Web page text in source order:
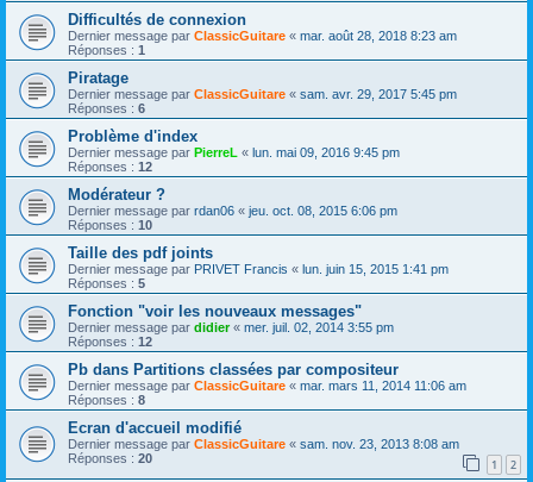
Difficultés de connexion
Dernier message par ClassicGuitare « mar. août 28, 2018 8:23 am
Réponses : 1
Piratage
Dernier message par ClassicGuitare « sam. avr. 29, 2017 5:45 pm
Réponses : 6
Problème d'index
Dernier message par PierreL « lun. mai 09, 2016 9:45 pm
Réponses : 12
Modérateur ?
Dernier message par rdan06 « jeu. oct. 08, 2015 6:06 pm
Réponses : 10
Taille des pdf joints
Dernier message par PRIVET Francis « lun. juin 15, 2015 1:41 pm
Réponses : 5
Fonction "voir les nouveaux messages"
Dernier message par didier« mer. juil. 02, 2014 3:55 pm
Réponses : 12
Pb dans Partitions classées par compositeur
Dernier message par ClassicGuitare « mar. mars 11, 2014 11:06 am
Réponses : 8
Ecran d'accueil modifié
Dernier message par ClassicGuitare « sam. nov. 23, 2013 8:08 am
Réponses : 20 1 2